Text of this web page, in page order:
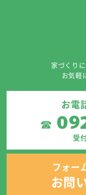
家づくり
お気軽
お電
☎
受
フォー
お問